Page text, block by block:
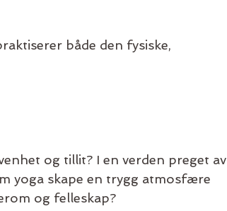
både den fysiske,
og tillit? I en verden preget av
yoga skape en trygg atmosfære
og felleskap?